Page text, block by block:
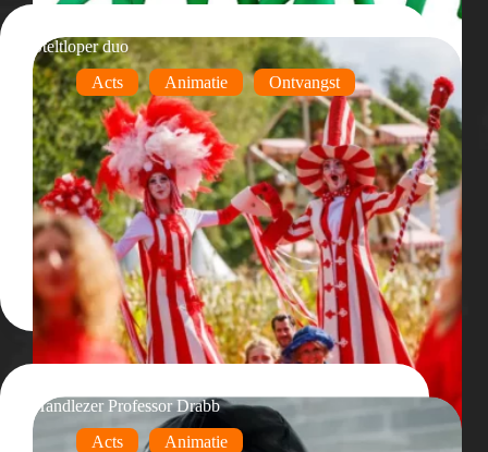
Steltloper duo
Acts
Animatie Ontvangst
Handlezer Professor Drabb
Acts
Animatie